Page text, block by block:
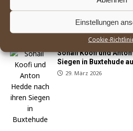
Einstellungen
Cookie-
25. April 2026
Sohail Koofi und
Siegen in Buxtehude
29. März 2026